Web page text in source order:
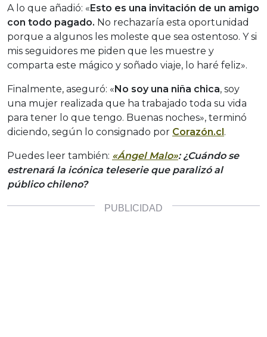
A lo que añadió: « Esto es una invitación de un amigo
con todo pagado. No rechazaría esta oportunidad
porque a algunos les moleste que sea ostentoso. Y si
mis seguidores me piden que les muestre y
comparta este mágico y soñado viaje, lo haré feliz».
Finalmente, aseguró: « No soy una niña chica, soy
una mujer realizada que ha trabajado toda su vida
para tener lo que tengo. Buenas noches», terminó
diciendo, según lo consignado por Corazón.cl .
Puedes leer también: «Ángel Malo»: ¿Cuándo se
estrenará la icónica teleserie que paralizó al
público chileno?